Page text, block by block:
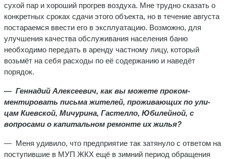
сухой пар и хороший прогрев воздуха. Мне трудно сказать о
конкретных сроках сдачи этого объекта, но в течение августа
постараемся ввести его в эксплуата­цию. Возможно, для
улучшения качества обслуживания населения баню
необходимо передать в аренду частному лицу, который
возьмёт на себя расходы по её содержа­нию и наведёт
порядок.
— Геннадий Алексеевич, как вы можете проком­
ментировать письма жителей, проживающих по ули­
цам Киевской, Мичурина, Гастелло, Юбилейной, с
вопросами о капитальном ремонте их жилья?
— Меня удивило, что предприятие так затянуло с от­ветом на
поступившие в МУП ЖКХ ещё в зимний период обращения